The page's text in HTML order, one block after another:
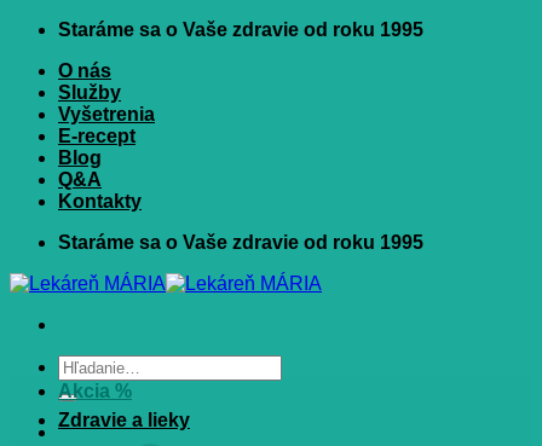
Skip
content
Staráme sa o Vaše zdravie od roku 1995
O nás
Služby
Vyšetrenia
E-recept
Blog
Q&A
Kontakty
Staráme sa o Vaše zdravie od roku 1995
Hľadať:
Akcia %
Zdravie a lieky